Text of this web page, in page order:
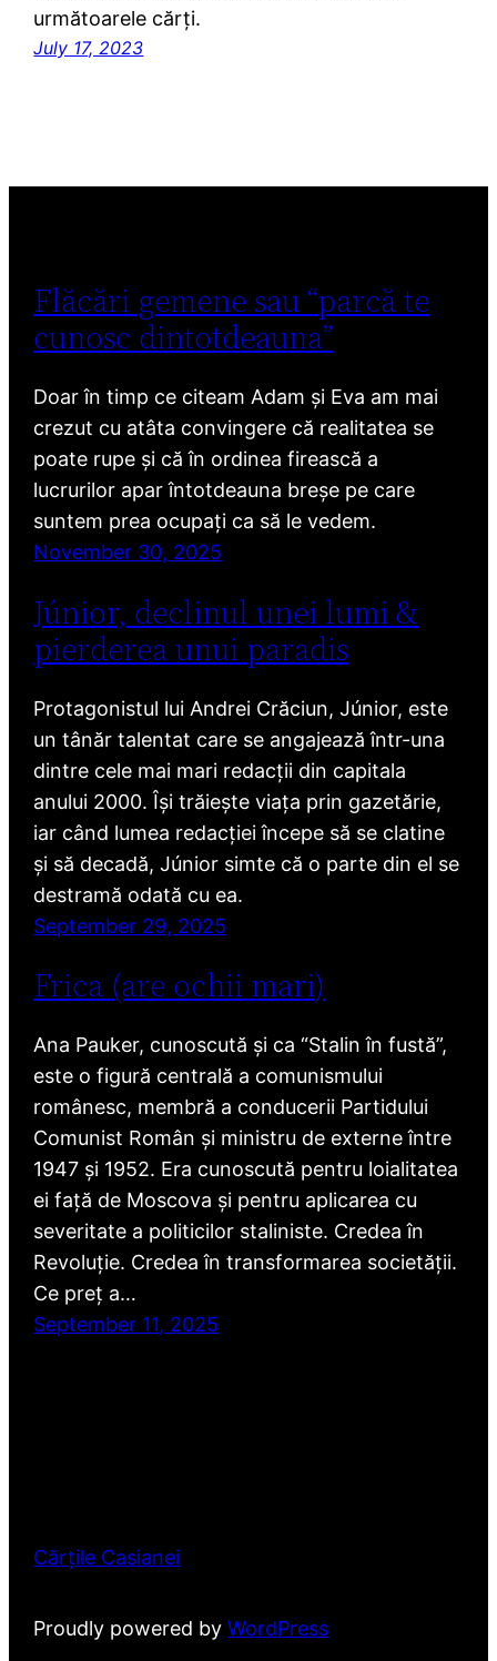
următoarele cărți.
July 17, 2023
Flăcări gemene sau “parcă te
cunosc dintotdeauna”
Doar în timp ce citeam Adam și Eva am mai
crezut cu atâta convingere că realitatea se
poate rupe și că în ordinea firească a
lucrurilor apar întotdeauna breșe pe care
suntem prea ocupați ca să le vedem.
November 30, 2025
Júnior, declinul unei lumi &
pierderea unui paradis
Protagonistul lui Andrei Crăciun, Júnior, este
un tânăr talentat care se angajează într-una
dintre cele mai mari redacții din capitala
anului 2000. Își trăiește viața prin gazetărie,
iar când lumea redacției începe să se clatine
și să decadă, Júnior simte că o parte din el se
destramă odată cu ea.
September 29, 2025
Frica (are ochii mari)
Ana Pauker, cunoscută și ca “Stalin în fustă”,
este o figură centrală a comunismului
românesc, membră a conducerii Partidului
Comunist Român și ministru de externe între
1947 și 1952. Era cunoscută pentru loialitatea
ei față de Moscova și pentru aplicarea cu
severitate a politicilor staliniste. Credea în
Revoluție. Credea în transformarea societății.
Ce preț a…
September 11, 2025
Cărțile Casianei
Proudly powered byWordPress